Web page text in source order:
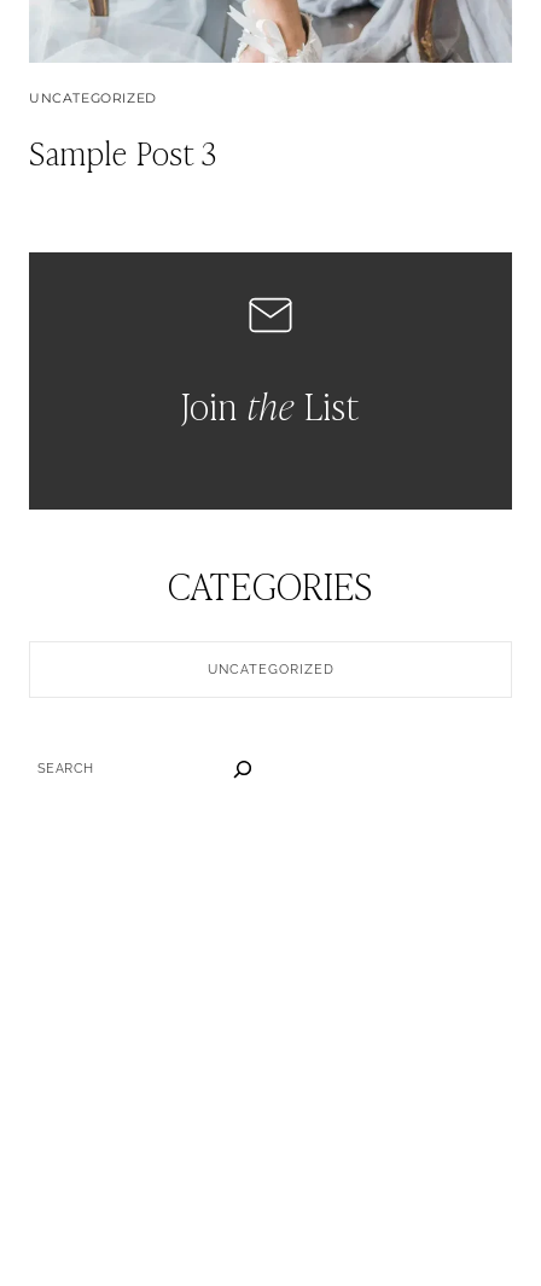
UNCATEGORIZED
Sample Post 3
Join theList
CATEGORIES
UNCATEGORIZED
SEARCH